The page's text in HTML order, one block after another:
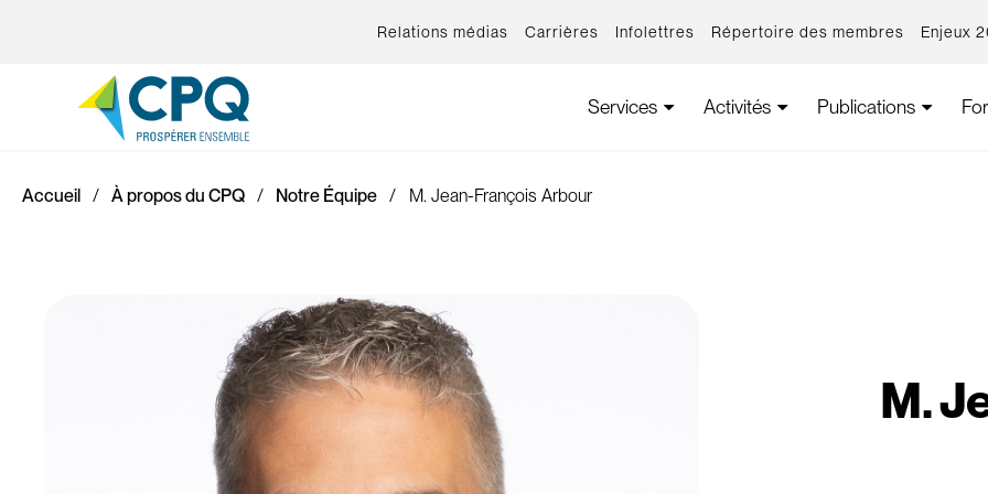
Relations médias Carrières Infolettres Répertoire des membres Enjeux
Services Activités Publications
Accueil À propos du CPQ Notre Équipe M. Jean-François Arbour
M.